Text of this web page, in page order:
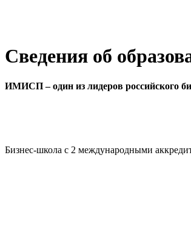
Сведения об
ИМИСП – один из лидеров российского
Бизнес-школа с 2 международными